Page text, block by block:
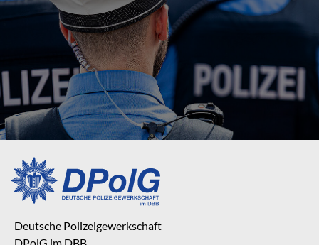
Deutsche Polizeigewerkschaft
DPolG im DBB